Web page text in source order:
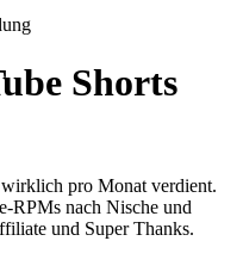
Shorts
pro Monat verdient.
RPMs nach Nische und
und Super Thanks.